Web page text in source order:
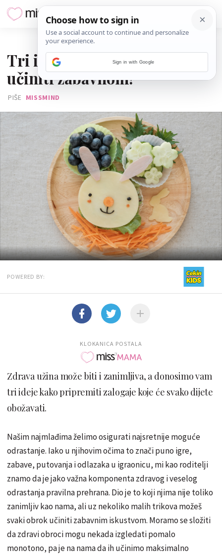
Tri ideje kako zdravu užinu
učiniti zabavnom!
PIŠE MISSMIND
POWERED BY:
KLOKANICA POSTALA
Zdrava užina može biti i zanimljiva, a donosimo vam
tri ideje kako pripremiti zalogaje koje će svako dijete
obožavati.
Našim najmlađima želimo osigurati najsretnije moguće
odrastanje. Iako u njihovim očima to znači puno igre,
zabave, putovanja i odlazaka u igraonicu, mi kao roditelji
znamo da je jako važna komponenta zdravog i veselog
odrastanja pravilna prehrana. Dio je to koji njima nije toliko
zanimljiv kao nama, ali uz nekoliko malih trikova možeš
svaki obrok učiniti zabavnim iskustvom. Moramo se složiti
da zdravi obroci mogu nekada izgledati pomalo
monotono, pa je na nama da ih učinimo maksimalno
Sign in with Google